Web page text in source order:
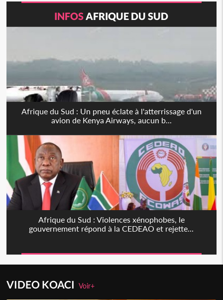
INFOSAFRIQUE DU SUD
Afrique du Sud : Un pneu éclate à l'atterrissage d'un
avion de Kenya Airways, aucun b...
Afrique du Sud : Violences xénophobes, le
gouvernement répond à la CEDEAO et rejette...
VIDEO KOACIVoir+